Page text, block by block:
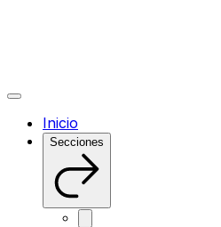
Inicio
Secciones